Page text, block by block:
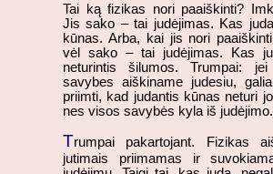
Tai ką fizikas nori paaiškinti?
Jis sako – tai judėjimas. Kas
kūnas. Arba, kai jis nori
vėl sako – tai judėjimas. Kas
neturintis šilumos. Trumpai:
savybes aiškiname judesiu,
priimti, kad judantis kūnas neturi
nes visos savybės kyla iš judėjimo.
Trumpai pakartojant. Fizikas
jutimais priimamas ir